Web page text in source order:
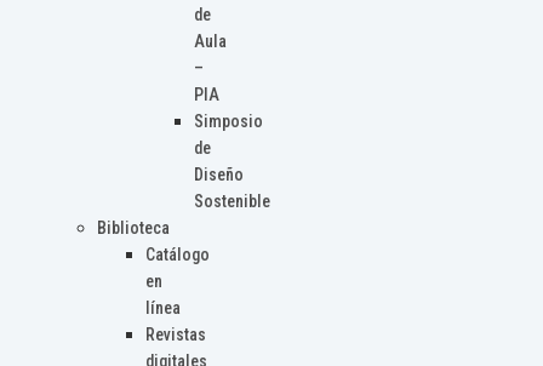
de
Aula
–
PIA
Simposio
de
Diseño
Sostenible
Biblioteca
Catálogo
en
línea
Revistas
digitales